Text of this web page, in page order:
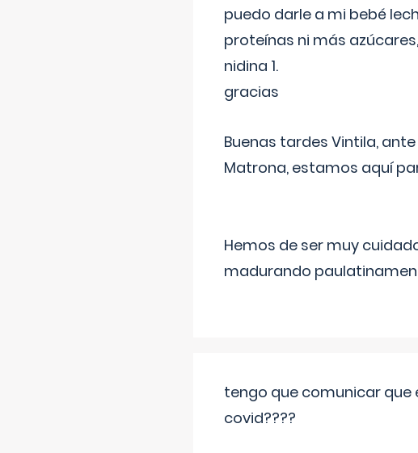
puedo darle a mi bebé
proteínas ni más
nidina 1.
gracias
Buenas tardes Vintila,
Matrona, estamos aquí
Hemos de ser muy
madurando
tengo que comunicar que
covid????